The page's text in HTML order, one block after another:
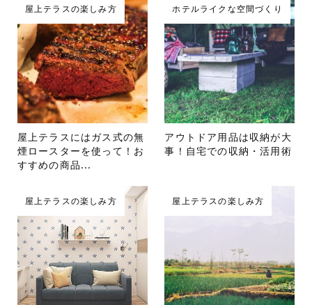
屋上テラスの楽しみ方
屋上テラスにはガス式の無
煙ロースターを使って！お
すすめの商品...
ホテルライクな空間づくり
アウトドア用品は収納が大
事！自宅での収納・活用術
屋上テラスの楽しみ方 屋上テラスの楽しみ方